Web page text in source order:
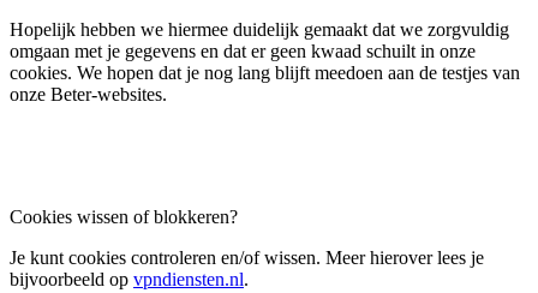
Hopelijk hebben we hiermee duidelijk gemaakt dat we zorgvuldig
omgaan met je gegevens en dat er geen kwaad schuilt in onze
cookies. We hopen dat je nog lang blijft meedoen aan de testjes van
onze Beter-websites.
Cookies wissen of blokkeren?
Je kunt cookies controleren en/of wissen. Meer hierover lees je
bijvoorbeeld op vpndiensten.nl.